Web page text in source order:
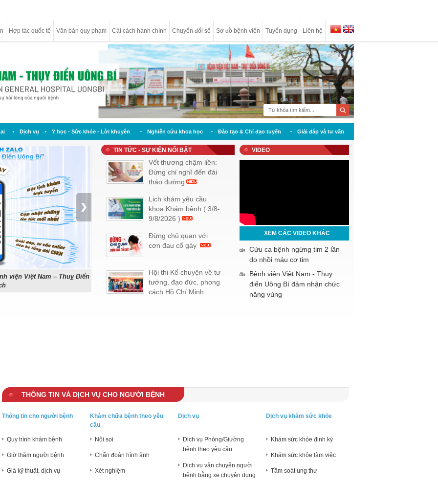
Hợp tác quốc tế Văn bản quy phạm Cải cách hành chính Chuyển đổi số Sơ đồ bệnh viện Tuyển dụng Liên hệ
Dịch vụ Y học - Sức khỏe - Lời khuyên Nghiên cứu khoa học Đào tạo & Chỉ đạo tuyến Giải đáp và tư vấn
viện Việt Nam – Thuỵ Điển
Phẫu thuật tạo hình sọ não bằng Titanium 3D - Một phương pháp điều
trị hiện đại
Thông báo khám tất cả các ngày (Kể
TIN TỨC - SỰ KIỆN NỔI BẬT
Vết thương chậm liền:
Đừng chỉ nghĩ đến đái
tháo đường
Lịch khám yêu cầu
khoa Khám bệnh ( 3/8-
9/8/2026 )
Đừng chủ quan với
cơn đau cổ gáy
Hội thi Kể chuyện về tư
tưởng, đạo đức, phong
cách Hồ Chí Minh...
VIDEO
XEM CÁC VIDEO KHÁC
Cứu ca bệnh ngừng tim 2 lần
do nhồi máu cơ tim
Bệnh viện Việt Nam - Thụy
điển Uông Bí đảm nhận chức
năng vùng
THÔNG TIN VÀ DỊCH VỤ CHO NGƯỜI BỆNH
Thông tin cho người bệnh
Quy trình khám bệnh
Giờ thăm người bệnh
Giá kỹ thuật, dịch vụ
Khám chữa bệnh theo yêu
cầu
Nội soi
Chẩn đoán hình ảnh
Xét nghiệm
Dịch vụ
Dịch vụ Phòng/Giường
bệnh theo yêu cầu
Dịch vụ vận chuyển người
bệnh bằng xe chuyên dụng
Dịch vụ khám sức khỏe
Khám sức khỏe định kỳ
Khám sức khỏe làm việc
Tầm soát ung thư